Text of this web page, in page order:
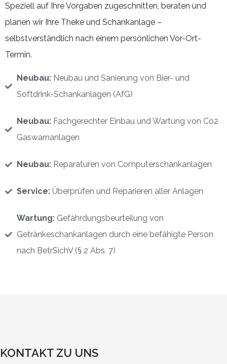
Speziell auf Ihre Vorgaben zugeschnitten, beraten und
planen wir Ihre Theke und Schankanlage –
selbstverständlich nach einem persönlichen Vor-Ort-
Termin.
Neubau:Neubau und Sanierung von Bier- und
Softdrink-Schankanlagen (AfG)
Neubau:Fachgerechter Einbau und Wartung von Co2
Gaswarnanlagen
Neubau:Reparaturen von Computerschankanlagen
Service:Überprüfen und Reparieren aller Anlagen
Wartung:Gefährdungsbeurteilung von
Getränkeschankanlagen durch eine befähigte Person
nach BetrSichV (§ 2 Abs. 7)
KONTAKT ZU UNS